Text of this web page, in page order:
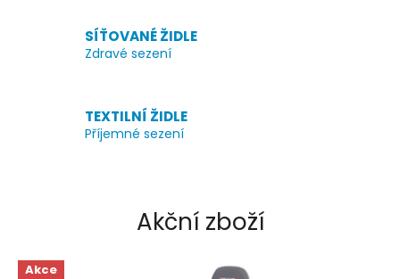
SÍŤOVANÉ ŽIDLE
Zdravé sezení
TEXTILNÍ ŽIDLE
Příjemné sezení
Akční zboží
Akce